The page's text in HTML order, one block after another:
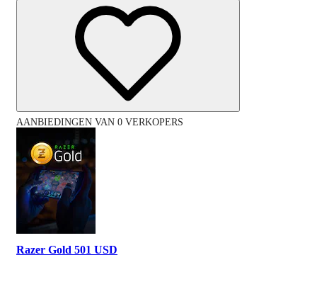
AANBIEDINGEN VAN 0 VERKOPERS
Razer Gold 501 USD